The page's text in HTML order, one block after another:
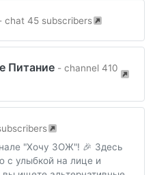
chat 45 subscribers
Питание - channel 410
"Хочу ЗОЖ"! 🎉 Здесь
с улыбкой на лице и